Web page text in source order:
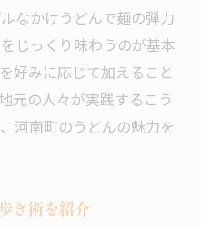
なかけうどんで麺の弾力
じっくり味わうのが基本
好みに応じて加えること
元の人々が実践するこう
河南町のうどんの魅力を
き術を紹介